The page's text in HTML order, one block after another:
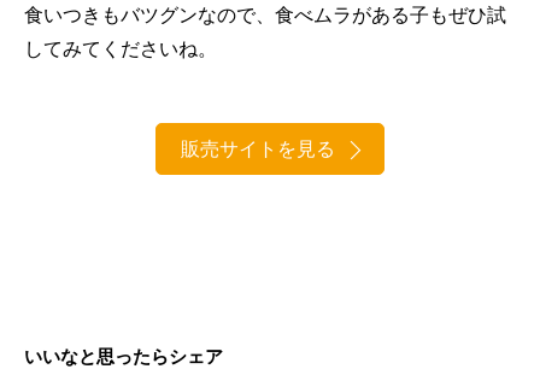
食いつきもバツグンなので、食べムラがある子もぜひ試
してみてくださいね。
販売サイトを見る
いいなと思ったらシェア